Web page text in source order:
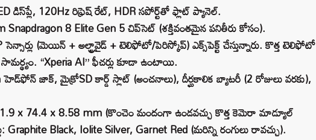
డిస్‌ప్లే, 120Hz రిఫ్రెష్ రేట్, HDR సపోర్ట్‌తో ఫ్లాట్ ప్యానెల్.
Snapdragon 8 Elite Gen 5 చిప్‌సెట్ (శక్తివంతమైన పనితీరు కోసం).
(మెయిన్ + అల్ట్రావైడ్ + టెలిఫోటో/పెరిస్కోప్) ఎక్స్‌పెక్ట్ చేస్తున్నారు. కొత్త టెలిఫోటో
“Xperia AI” ఫీచర్లు కూడా ఉంటాయి.
హెడ్‌ఫోన్ జాక్, మైక్రోSD కార్డ్ స్లాట్ (అంచనాలు), దీర్ఘకాలిక బ్యాటరీ (2 రోజులు వరకు),
x 74.4 x 8.58 mm (కొంచెం మందంగా ఉండవచ్చు కొత్త కెమెరా మాడ్యూల్
Graphite Black, Iolite Silver, Garnet Red (మరిన్ని రంగులు రావచ్చు).